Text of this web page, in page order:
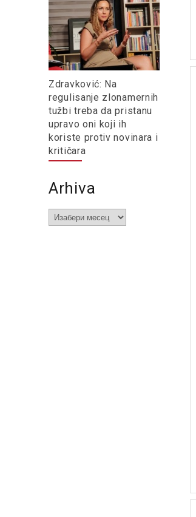
Zdravković: Na
regulisanje zlonamernih
tužbi treba da pristanu
upravo oni koji ih
koriste protiv novinara i
kritičara
Arhiva
Arhiva